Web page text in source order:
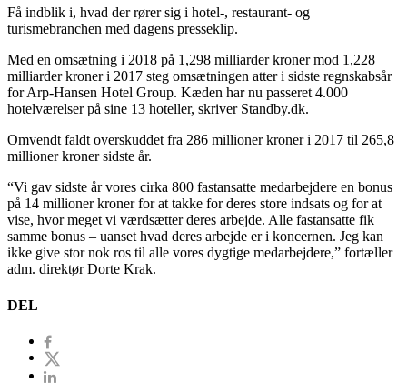
Få indblik i, hvad der rører sig i hotel-, restaurant- og
turismebranchen med dagens presseklip.
Med en omsætning i 2018 på 1,298 milliarder kroner mod 1,228
milliarder kroner i 2017 steg omsætningen atter i sidste regnskabsår
for Arp-Hansen Hotel Group. Kæden har nu passeret 4.000
hotelværelser på sine 13 hoteller, skriver Standby.dk.
Omvendt faldt overskuddet fra 286 millioner kroner i 2017 til 265,8
millioner kroner sidste år.
“Vi gav sidste år vores cirka 800 fastansatte medarbejdere en bonus
på 14 millioner kroner for at takke for deres store indsats og for at
vise, hvor meget vi værdsætter deres arbejde. Alle fastansatte fik
samme bonus – uanset hvad deres arbejde er i koncernen. Jeg kan
ikke give stor nok ros til alle vores dygtige medarbejdere,” fortæller
adm. direktør Dorte Krak.
DEL